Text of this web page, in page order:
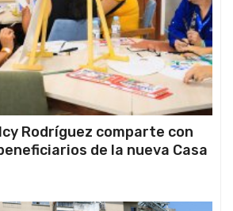
Rodríguez comparte con
de la nueva Casa
Primavera” en Caracas